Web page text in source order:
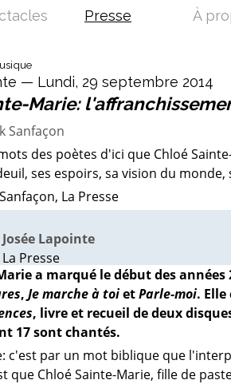
— Lundi, 29 septembre 2014
Marie:
des poètes d'ici que Chloé
ses espoirs, sa vision du monde,
La Presse
Josée Lapointe
La Presse
a marqué le début des années
, Je marche à toietParle-moi.
, livre et recueil de deux
17 sont chantés.
c'est par un mot biblique que
que Chloé Sainte-Marie, fille de
Presse À